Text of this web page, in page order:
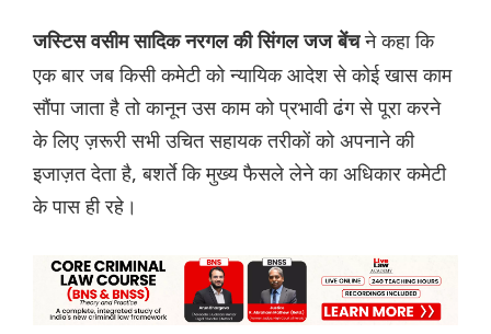
जस्टिस वसीम सादिक नरगल की सिंगल जज बेंचने कहा कि
एक बार जब किसी कमेटी को न्यायिक आदेश से कोई खास काम
सौंपा जाता है तो कानून उस काम को प्रभावी ढंग से पूरा करने
के लिए ज़रूरी सभी उचित सहायक तरीकों को अपनाने की
इजाज़त देता है, बशर्ते कि मुख्य फैसले लेने का अधिकार कमेटी
के पास ही रहे।